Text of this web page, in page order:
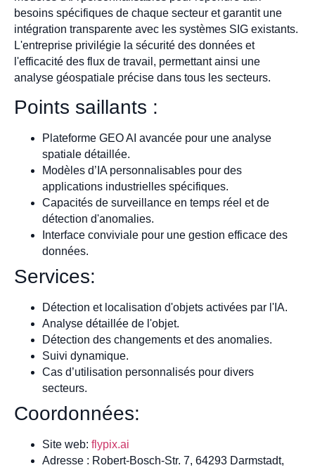
besoins spécifiques de chaque secteur et garantit une
intégration transparente avec les systèmes SIG existants.
L'entreprise privilégie la sécurité des données et
l'efficacité des flux de travail, permettant ainsi une
analyse géospatiale précise dans tous les secteurs.
Points saillants :
Plateforme GEO AI avancée pour une analyse
spatiale détaillée.
Modèles d’IA personnalisables pour des
applications industrielles spécifiques.
Capacités de surveillance en temps réel et de
détection d'anomalies.
Interface conviviale pour une gestion efficace des
données.
Services:
Détection et localisation d'objets activées par l'IA.
Analyse détaillée de l'objet.
Détection des changements et des anomalies.
Suivi dynamique.
Cas d’utilisation personnalisés pour divers
secteurs.
Coordonnées:
Site web: flypix.ai
Adresse : Robert-Bosch-Str. 7, 64293 Darmstadt,